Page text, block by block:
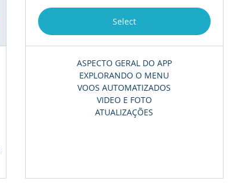
Select
ASPECTO GERAL DO APP
EXPLORANDO O MENU
VOOS AUTOMATIZADOS
VIDEO E FOTO
ATUALIZAÇÕES